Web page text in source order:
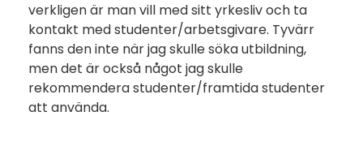
verkligen är man vill med sitt yrkesliv och ta
kontakt med studenter/arbetsgivare. Tyvärr
fanns den inte när jag skulle söka utbildning,
men det är också något jag skulle
rekommendera studenter/framtida studenter
att använda.